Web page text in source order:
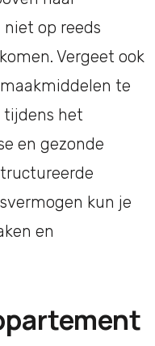
op reeds
Vergeet ook
te
tijdens het
en gezonde
kun je
en